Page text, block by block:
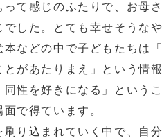
て感じのふたりで、お母
した。とても幸せそうな
などの中で子どもたちは
があたりまえ」という情
性を好きになる」という
で得ています。
り込まれていく中で、自